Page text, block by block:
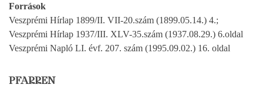
Források
Veszprémi Hírlap 1899/II. VII-20.szám (1899.05.14.) 4.;
Veszprémi Hírlap 1937/III. XLV-35.szám (1937.08.29.) 6.oldal
Veszprémi Napló LI. évf. 207. szám (1995.09.02.) 16. oldal
PFARREN